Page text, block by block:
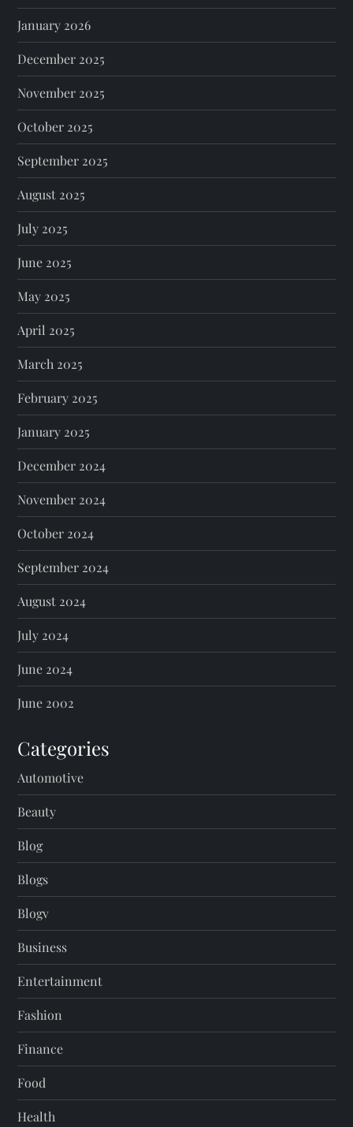
January 2026
December 2025
November 2025
October 2025
September 2025
August 2025
July 2025
June 2025
May 2025
April 2025
March 2025
February 2025
January 2025
December 2024
November 2024
October 2024
September 2024
August 2024
July 2024
June 2024
June 2002
Categories
Automotive
Beauty
Blog
Blogs
Blogv
Business
Entertainment
Fashion
Finance
Food
Health